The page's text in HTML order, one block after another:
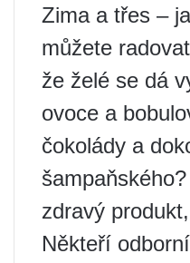
Zima a třes –
můžete
že želé se dá
ovoce a
čokolády a
zdravý
Někteří